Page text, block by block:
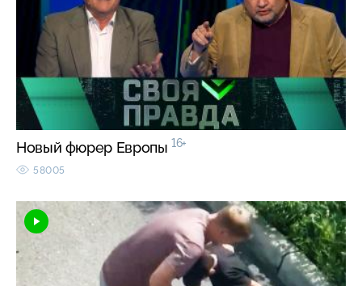
Новый фюрер Европы 16+
58005